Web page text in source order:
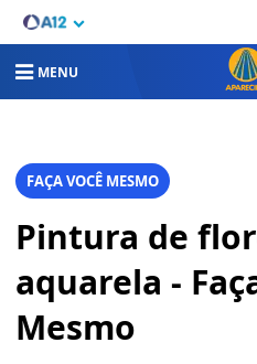
MENU
FAÇA VOCÊ MESMO
Pintura de
aquarela -
Mesmo